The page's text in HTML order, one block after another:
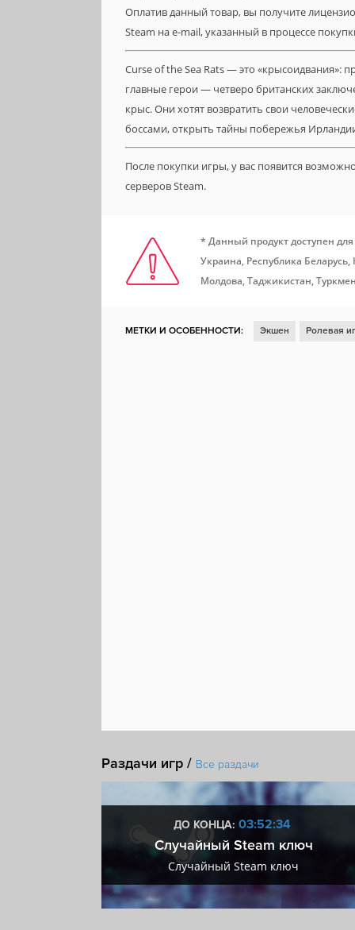
Оплатив данный товар, вы получите
Steam на e-mail, указанный в процессе
Curse of the Sea Rats — это
главные герои — четверо британских
крыс. Они хотят возвратить свои
боссами, открыть тайны побережья
После покупки игры, у вас появится
серверов Steam.
* Данный продукт доступен
Украина, Республика
Молдова, Таджикистан,
МЕТКИ И ОСОБЕННОСТИ: Экшен Ролевая
Раздачи игр / Все раздачи
ДО КОНЦА: 03:52:33
Случайный Steam ключ
Случайный Steam ключ